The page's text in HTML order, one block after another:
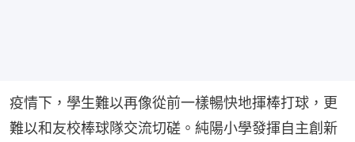
疫情下，學生難以再像從前一樣暢快地揮棒打球，更
難以和友校棒球隊交流切磋。純陽小學發揮自主創新